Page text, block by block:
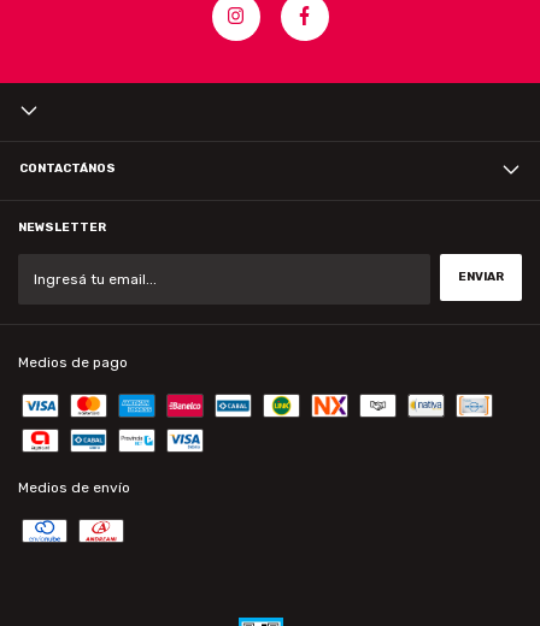
CONTACTÁNOS
NEWSLETTER
Medios de pago
Medios de envío